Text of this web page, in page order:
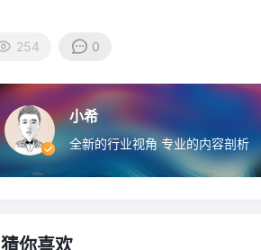
254 0
小希
全新的行业视角 专业的内容剖析
猜你喜欢